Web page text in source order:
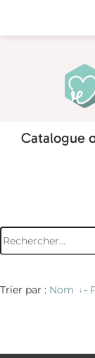
Catalogue
Trier par : Nom -